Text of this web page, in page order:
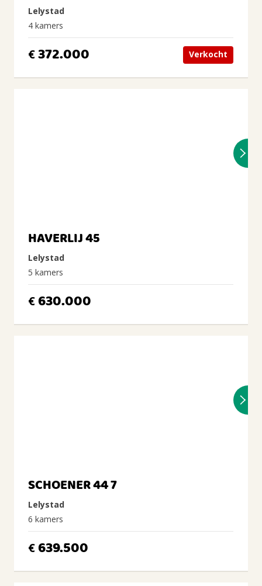
Lelystad
4 kamers
€372.000 Verkocht
HAVERLIJ 45
Lelystad
5 kamers
€630.000
SCHOENER 44 7
Lelystad
6 kamers
€639.500